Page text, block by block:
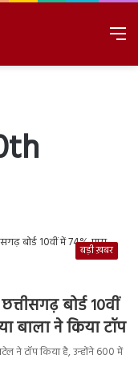
बड़ी ख़बर
बोर्ड 10वीं
बाला ने किया टॉप
ने टॉप किया है, उन्होंने 600 में